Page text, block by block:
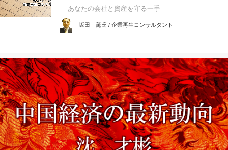
あなたの会社と資産を守る一手
坂田 薫氏 / 企業再生コンサルタント